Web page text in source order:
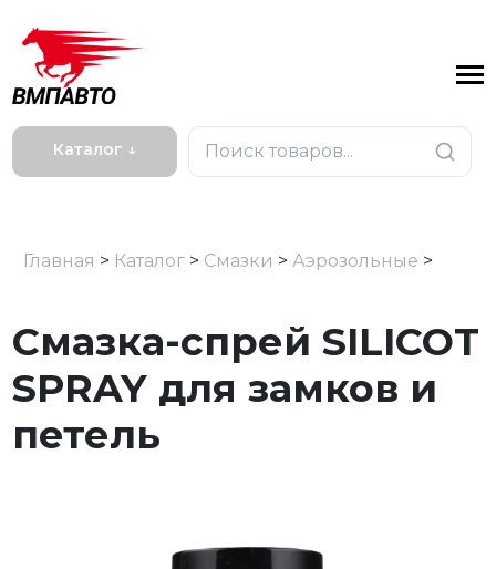
Каталог ↓
Главная > Каталог > Смазки > Аэрозольные >
Смазка-спрей SILICOT
SPRAY для замков и
петель